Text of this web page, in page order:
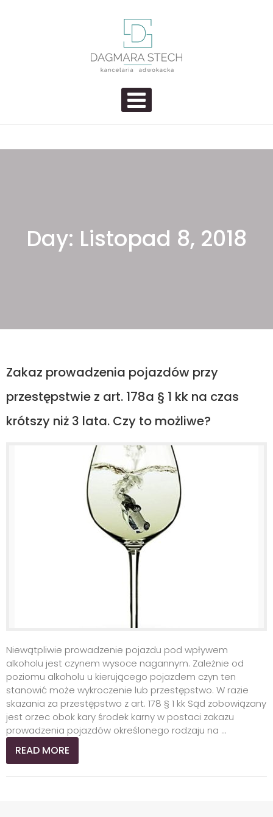
Adwokat Dagmara Stech – Usługi
prawne Szcecin | Kancelaria
Day: Listopad 8, 2018
Zakaz prowadzenia pojazdów przy
przestępstwie z art. 178a § 1 kk na czas
krótszy niż 3 lata. Czy to możliwe?
Niewątpliwie prowadzenie pojazdu pod wpływem
alkoholu jest czynem wysoce nagannym. Zależnie od
poziomu alkoholu u kierującego pojazdem czyn ten
stanowić może wykroczenie lub przestępstwo. W razie
skazania za przestępstwo z art. 178 § 1 kk Sąd zobowiązany
jest orzec obok kary środek karny w postaci zakazu
prowadzenia pojazdów określonego rodzaju na ...
READ MORE